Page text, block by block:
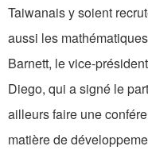
Taiwanais y soient
aussi les
Barnett, le vice-
Diego, qui a signé le
ailleurs faire une
matière de